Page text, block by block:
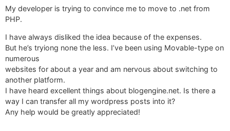
My developer is trying to convince me to move to .net from
PHP.
I have always disliked the idea because of the expenses.
But he’s tryiong none the less. I’ve been using Movable-type on
numerous
websites for about a year and am nervous about switching to
another platform.
I have heard excellent things about blogengine.net. Is there a
way I can transfer all my wordpress posts into it?
Any help would be greatly appreciated!